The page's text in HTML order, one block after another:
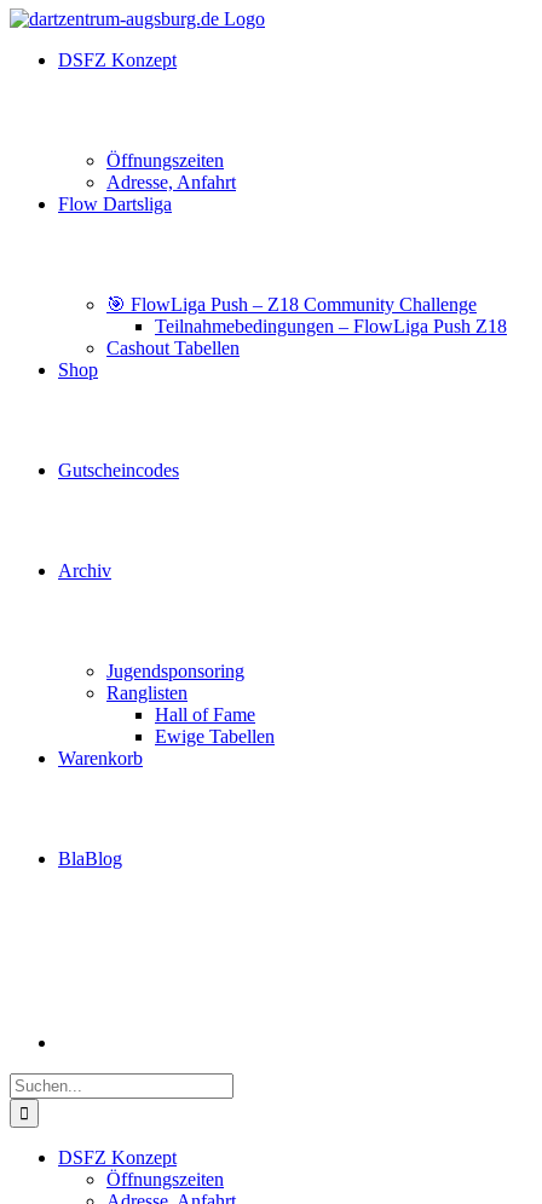
DSFZ Konzept
Öffnungszeiten
Adresse, Anfahrt
Flow Dartsliga
🎯 FlowLiga Push – Z18 Community Challenge
Teilnahmebedingungen – FlowLiga Push Z18
Cashout Tabellen
Shop
Gutscheincodes
Archiv
Jugendsponsoring
Ranglisten
Hall of Fame
Ewige Tabellen
Warenkorb
BlaBlog
Suche
nach:
DSFZ Konzept
Öffnungszeiten